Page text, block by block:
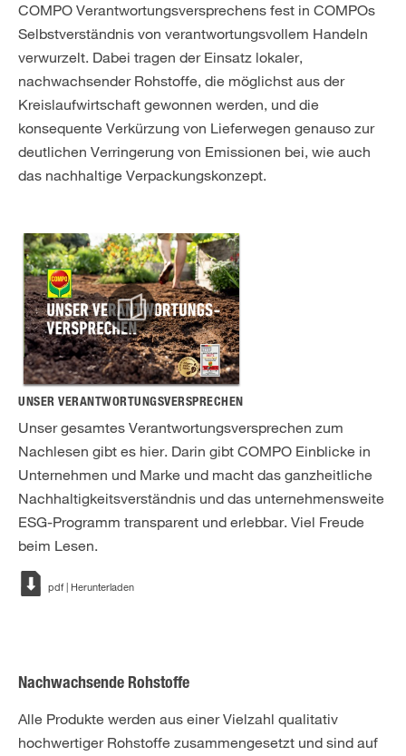
COMPO Verantwortungsversprechens fest in COMPOs
Selbstverständnis von verantwortungsvollem Handeln
verwurzelt. Dabei tragen der Einsatz lokaler,
nachwachsender Rohstoffe, die möglichst aus der
Kreislaufwirtschaft gewonnen werden, und die
konsequente Verkürzung von Lieferwegen genauso zur
deutlichen Verringerung von Emissionen bei, wie auch
das nachhaltige Verpackungskonzept.
UNSER VERANTWORTUNGSVERSPRECHEN
Unser gesamtes Verantwortungsversprechen zum
Nachlesen gibt es hier. Darin gibt COMPO Einblicke in
Unternehmen und Marke und macht das ganzheitliche
Nachhaltigkeitsverständnis und das unternehmensweite
ESG-Programm transparent und erlebbar. Viel Freude
beim Lesen.
pdf | Herunterladen
Nachwachsende Rohstoffe
Alle Produkte werden aus einer Vielzahl qualitativ
hochwertiger Rohstoffe zusammengesetzt und sind auf